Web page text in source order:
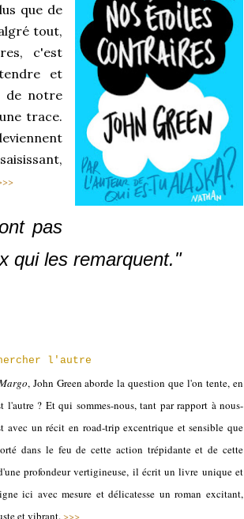
que de
tout,
c'est
et
notre
trace.
pas
qui les remarquent."
l'autre
, John Green aborde la question que l'on tente, en
l'autre ? Et qui sommes-nous, tant par rapport à nous-
avec un récit en road-trip excentrique et sensible que
dans le feu de cette action trépidante et de cette
profondeur vertigineuse, il écrit un livre unique et
ici avec mesure et délicatesse un roman excitant,
et vibrant.>>>